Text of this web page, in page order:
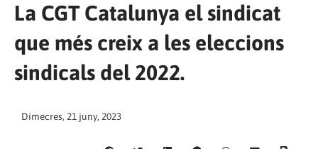
La CGT Catalunya el sindicat
que més creix a les eleccions
sindicals del 2022.
Dimecres, 21 juny, 2023